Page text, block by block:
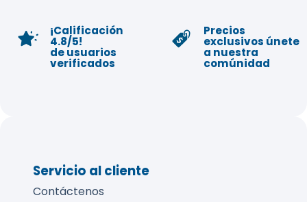
¡Calificación
4.8/5!
de usuarios
verificados
Precios
exclusivos únete
a nuestra
comúnidad
Servicio al cliente
Contáctenos